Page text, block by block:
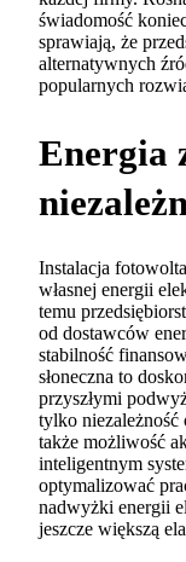
świadomość
sprawiają, że
alternatywnych
popularnych
Energia
Instalacja
własnej energii
temu
od dostawców
stabilność
słoneczna to
przyszłymi
tylko niezależność
także możliwość
inteligentnym
optymalizować
nadwyżki energii
jeszcze większą